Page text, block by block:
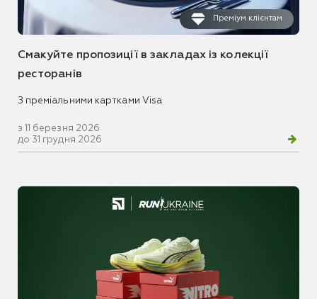
Преміум клієнтам
Смакуйте пропозиції в закладах із колекції
ресторанів
З преміальними картками Visa
з 11 березня 2026
до 31 грудня 2026